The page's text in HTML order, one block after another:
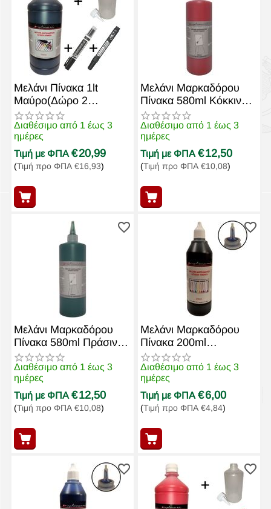
Μελάνι Πίνακα 1lt
Μαύρο(Δώρο 2
μαρκαδόροι + άδειο
μπουκάλι)
Διαθέσιμο από 1 έως 3
ημέρες
Τιμή με ΦΠΑ €20,99
(Τιμή προ ΦΠΑ €16,93)
Μελάνι Μαρκαδόρου
Πίνακα 580ml Κόκκινο
exoplismos edu
Διαθέσιμο από 1 έως 3
ημέρες
Τιμή με ΦΠΑ €12,50
(Τιμή προ ΦΠΑ €10,08)
Μελάνι Μαρκαδόρου
Πίνακα 580ml Πράσινο
exoplismos edu
Διαθέσιμο από 1 έως 3
ημέρες
Τιμή με ΦΠΑ €12,50
(Τιμή προ ΦΠΑ €10,08)
Μελάνι Μαρκαδόρου
Πίνακα 200ml
Exoplismos.edu Μαύρο
Διαθέσιμο από 1 έως 3
ημέρες
Τιμή με ΦΠΑ €6,00
(Τιμή προ ΦΠΑ €4,84)